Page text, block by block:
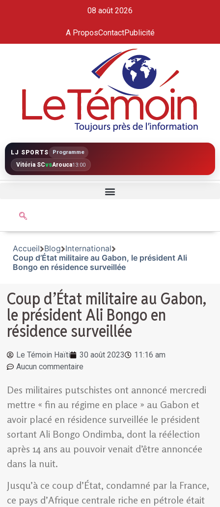
08 août 2026
A ProposContactPublicité
LJ SPORTS Programme
Vitória SCvsArouca13:00
Accueil Blog International
Coup d’État militaire au Gabon, le président Ali
Bongo en résidence surveillée
Coup d’État militaire au Gabon,
le président Ali Bongo en
résidence surveillée
Le Témoin Haïti 30 août 2023
11:16 am
Aucun commentaire
Des militaires putschistes ont annoncé mercredi
mettre « fin au régime en place » au Gabon et
avoir placé en résidence surveillée le président
sortant Ali Bongo Ondimba, dont la réélection
après 14 ans au pouvoir venait d’être annoncée
dans la nuit.
Jusqu’à ce coup d’État, condamné par la France,
ce pays d’Afrique centrale riche en pétrole était